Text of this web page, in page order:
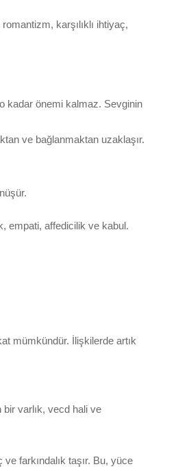
romantizm, karşılıklı ihtiyaç,
kadar önemi kalmaz. Sevginin
ve bağlanmaktan uzaklaşır.
empati, affedicilik ve kabul.
mümkündür. İlişkilerde artık
bir varlık, vecd hali ve
farkındalık taşır. Bu, yüce